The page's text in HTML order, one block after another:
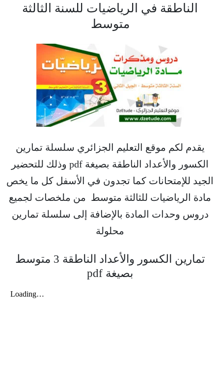
الناطقة في الرياضيات للسنة الثالثة
متوسط
يقدم لكم موقع التعليم الجزائري سلسلة تمارين
الكسور والأعداد الناطقة بصيغة pdf وذلك للتحضير
الجيد للإمتحانات كما تجدون في الأسفل كل ما يخص
مادة الرياضيات للثالثة متوسط من ملخصات لجميع
دروس وحدات المادة بالإضافة إلى سلسلة تمارين
محلولة
تمارين الكسور والأعداد الناطقة 3 متوسط
بصيغة pdf